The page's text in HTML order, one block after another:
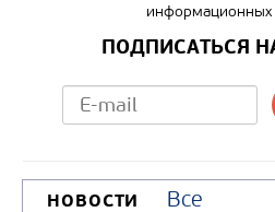
информационных
ПОДПИСАТЬСЯ
НОВОСТИ
Все